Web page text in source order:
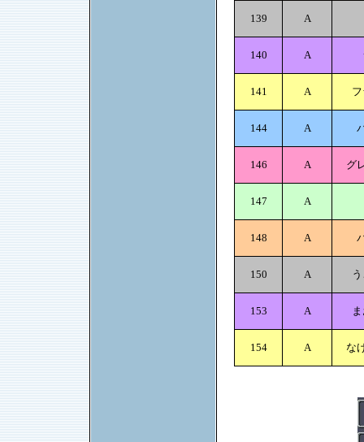
139 A
140 A
141 A
144 A
146 A グ
147 A
148 A
150 A
153 A
154 A な